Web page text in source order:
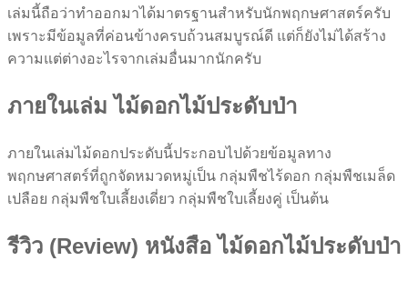
เล่มนี้ถือว่าทำออกมาได้มาตรฐานสำหรับนักพฤกษศาสตร์ครับ
เพราะมีข้อมูลที่ค่อนข้างครบถ้วนสมบูรณ์ดี แต่ก็ยังไม่ได้สร้าง
ความแต่ต่างอะไรจากเล่มอื่นมากนักครับ
ภายในเล่ม ไม้ดอกไม้ประดับป่า
ภายในเล่มไม้ดอกประดับนี้ประกอบไปด้วยข้อมูลทาง
พฤกษศาสตร์ที่ถูกจัดหมวดหมู่เป็น กลุ่มพืชไร้ดอก กลุ่มพืชเมล็ด
เปลือย กลุ่มพืชใบเลี้ยงเดี่ยว กลุ่มพืชใบเลี้ยงคู่ เป็นต้น
รีวิว (Review) หนังสือ ไม้ดอกไม้ประดับป่า